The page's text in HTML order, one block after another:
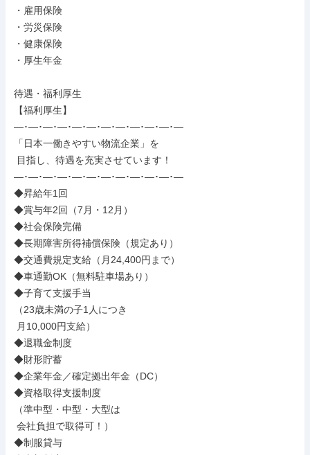
・雇用保険
・労災保険
・健康保険
・厚生年金
待遇・福利厚生
【福利厚生】
―･―･―･―･―･―･―･―･―･―･―･―
「日本一働きやすい物流企業」を
―･―･―･―･―･―･―･―･―･―･―･―
◆昇給年1回
◆賞与年2回（7月・12月）
◆社会保険完備
◆長期障害所得補償保険（規定あり）
◆交通費規定支給（月24,400円まで）
◆車通勤OK（無料駐車場あり）
◆子育て支援手当
（23歳未満の子1人につき
◆退職金制度
◆財形貯蓄
◆企業年金／確定拠出年金（DC）
◆資格取得支援制度
（準中型・中型・大型は
◆制服貸与